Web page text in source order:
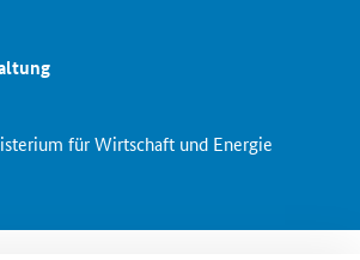
für Wirtschaft und Energie